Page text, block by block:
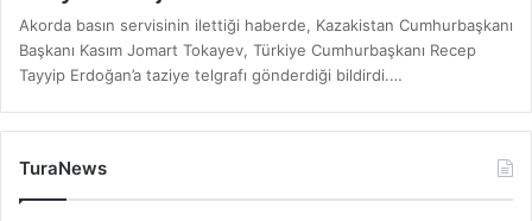
Akorda basın servisinin ilettiği haberde, Kazakistan Cumhurbaşkanı
Başkanı Kasım Jomart Tokayev, Türkiye Cumhurbaşkanı Recep
Tayyip Erdoğan’a taziye telgrafı gönderdiği bildirdi.…
TuraNews